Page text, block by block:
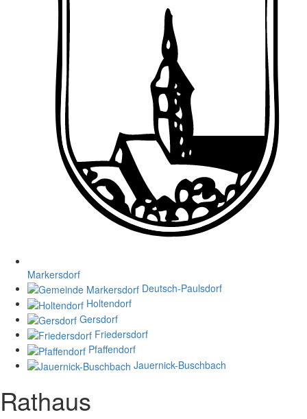
Markersdorf
Deutsch-Paulsdorf
Holtendorf
Gersdorf
Friedersdorf
Pfaffendorf
Jauernick-Buschbach
Rathaus